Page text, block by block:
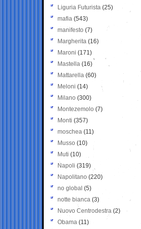
Liguria Futurista (25)
mafia (543)
manifesto (7)
Margherita (16)
Maroni (171)
Mastella (16)
Mattarella (60)
Meloni (14)
Milano (300)
Montezemolo (7)
Monti (357)
moschea (11)
Musso (10)
Muti (10)
Napoli (319)
Napolitano (220)
no global (5)
notte bianca (3)
Nuovo Centrodestra (2)
Obama (11)